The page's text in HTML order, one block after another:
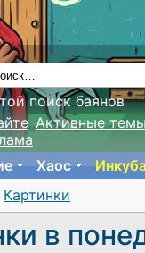
поиск баянов
Активные
Хаос
Картинки
в